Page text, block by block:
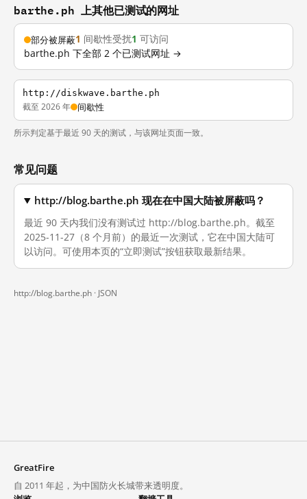
barthe.ph 上其他已测试的网址
部分被屏蔽1 间歇性受扰1 可访问
barthe.ph 下全部 2 个已测试网址 →
http://diskwave.barthe.ph
截至 2026 年 间歇性
所示判定基于最近 90 天的测试，与该网址页面一致。
常见问题
http://blog.barthe.ph 现在在中国大陆被屏蔽吗？
最近 90 天内我们没有测试过 http://blog.barthe.ph。截至
2025-11-27（8 个月前）的最近一次测试，它在中国大陆可
以访问。可使用本页的“立即测试”按钮获取最新结果。
http://blog.barthe.ph · JSON
GreatFire
自 2011 年起，为中国防火长城带来透明度。